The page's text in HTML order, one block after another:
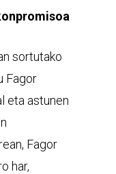
sortutako
Fagor
eta astunen
Fagor
har,